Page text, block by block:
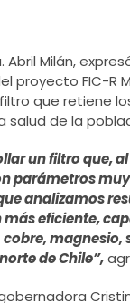
Abril Milán,
FIC-R
que retiene
de la
un filtro que,
parámetros
analizamos
eficiente,
magnesio,
de Chile”,